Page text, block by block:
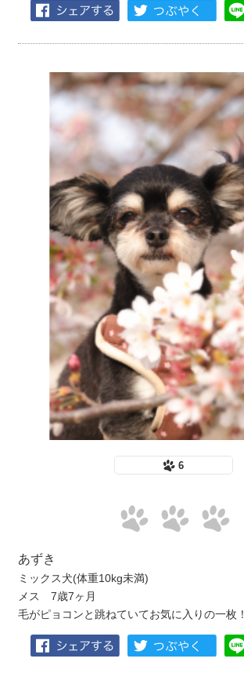
6
あずき
ミックス犬(体重10kg未満)
メス 7歳7ヶ月
毛がピョコンと跳ねていてお気に入りの一枚！